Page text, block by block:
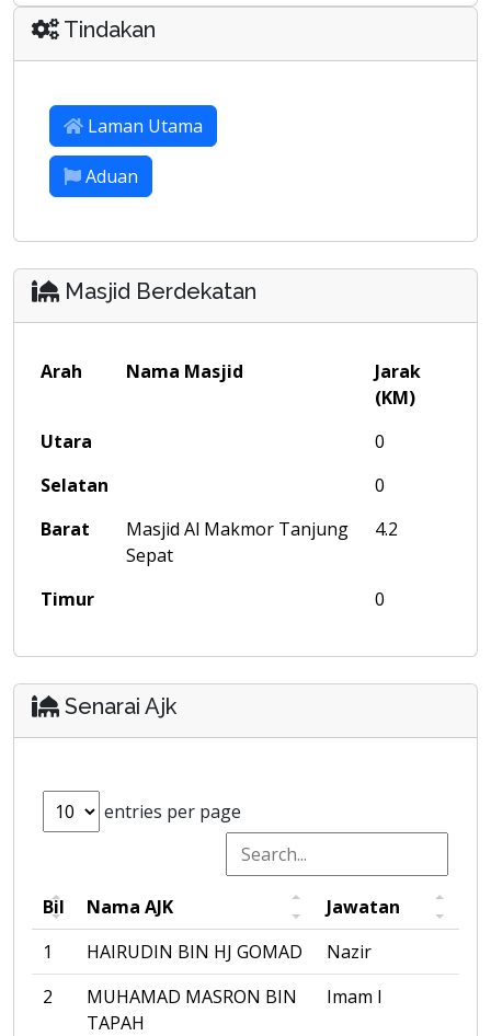
Tindakan
Laman Utama
Aduan
Masjid Berdekatan
Arah Nama Masjid
Jarak
(KM)
Utara
0
Selatan
0
Barat
Masjid Al Makmor Tanjung
Sepat
4.2
Timur 0
Senarai Ajk
entries per page
Bil Nama AJK
Jawatan
1
HAIRUDIN BIN HJ GOMAD
Nazir
2
MUHAMAD MASRON BIN
TAPAH
Imam I